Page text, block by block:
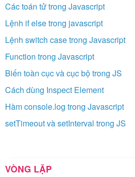
Các toán tử trong Javascript
Lệnh if else trong javascript
Lệnh switch case trong Javascript
Function trong Javascript
Biến toàn cục và cục bộ trong JS
Cách dùng Inspect Element
Hàm console.log trong Javascript
setTimeout và setInterval trong JS
VÒNG LẶP